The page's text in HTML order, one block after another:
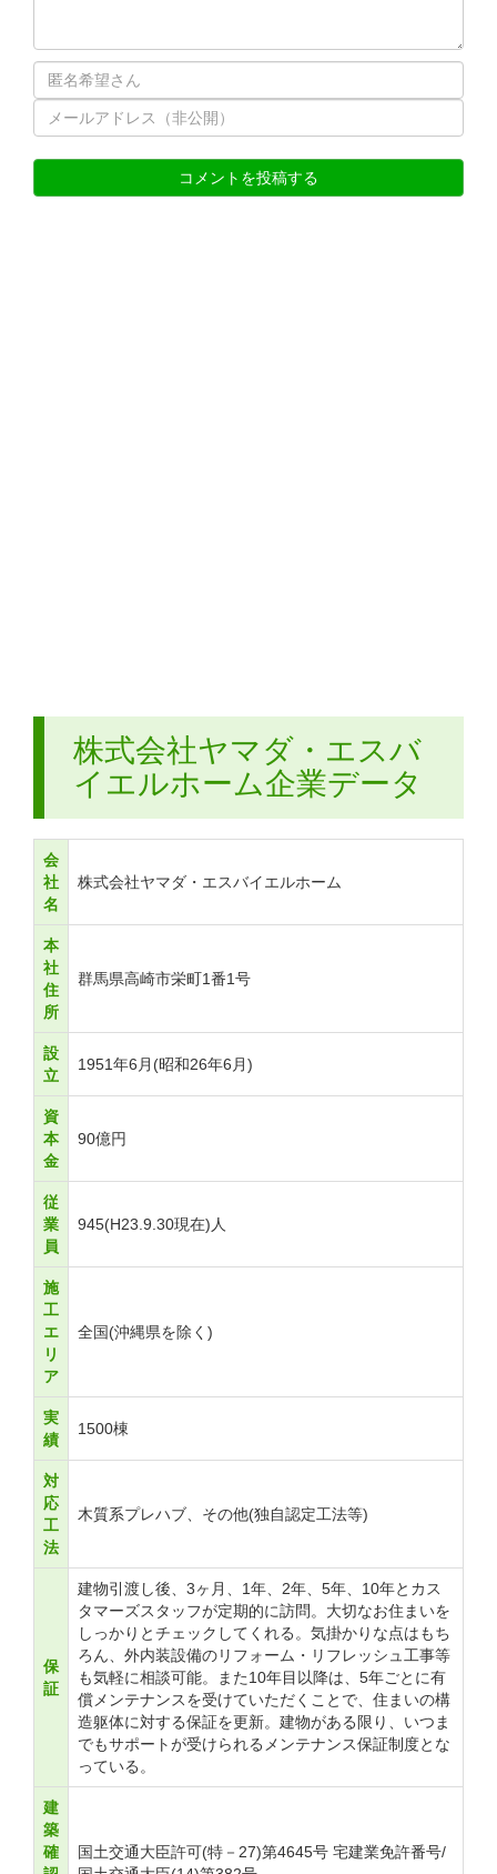
株式会社ヤマダ・エスバ
イエルホーム企業データ
会
社
名
株式会社ヤマダ・エスバイエルホーム
本
社
住
所
群馬県高崎市栄町1番1号
設
立
1951年6月(昭和26年6月)
資
本
金
90億円
従
業
員
945(H23.9.30現在)人
施
工
エ
リ
ア
全国(沖縄県を除く)
実
績
1500棟
対
応
工
法
木質系プレハブ、その他(独自認定工法等)
保
証
建物引渡し後、3ヶ月、1年、2年、5年、10年とカス
タマーズスタッフが定期的に訪問。大切なお住まいを
しっかりとチェックしてくれる。気掛かりな点はもち
ろん、外内装設備のリフォーム・リフレッシュ工事等
も気軽に相談可能。また10年目以降は、5年ごとに有
償メンテナンスを受けていただくことで、住まいの構
造躯体に対する保証を更新。建物がある限り、いつま
でもサポートが受けられるメンテナンス保証制度とな
っている。
建
築
確
国土交通大臣許可(特－27)第4645号 宅建業免許番号/